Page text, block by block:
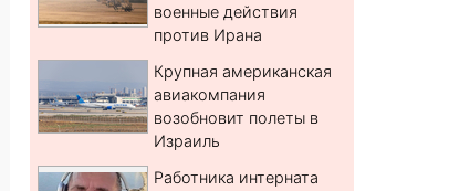
военные действия
против Ирана
Крупная американская
авиакомпания
возобновит полеты в
Израиль
Работника интерната